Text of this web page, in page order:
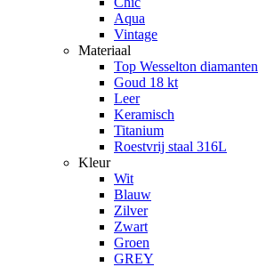
Aqua
Vintage
Materiaal
Top Wesselton diamanten
Goud 18 kt
Leer
Keramisch
Titanium
Roestvrij staal 316L
Kleur
Wit
Blauw
Zilver
Zwart
Groen
GREY